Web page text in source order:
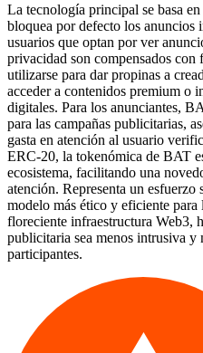
La tecnología principal se basa
bloquea por defecto los anuncios
usuarios que optan por ver
privacidad son compensados con
utilizarse para dar propinas a
acceder a contenidos premium o
digitales. Para los anunciantes,
para las campañas publicitarias,
gasta en atención al usuario
ERC-20, la tokenómica de BAT
ecosistema, facilitando una
atención. Representa un
modelo más ético y eficiente
floreciente infraestructura Web3,
publicitaria sea menos intrusiva y
participantes.